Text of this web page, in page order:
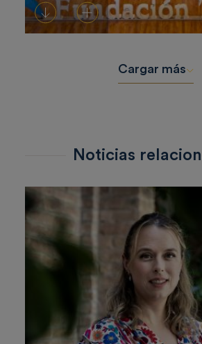
DescargarAñadir al carrito
Cargar más
Noticias